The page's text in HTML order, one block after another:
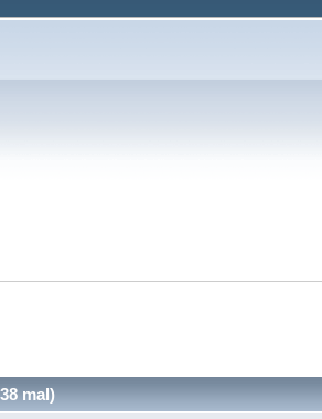
mal)